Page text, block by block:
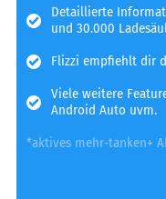
Detaillierte
und 30.000
Flizzi empfiehlt dir
Viele weitere
Android Auto uvm.
*aktives mehr-tanken+